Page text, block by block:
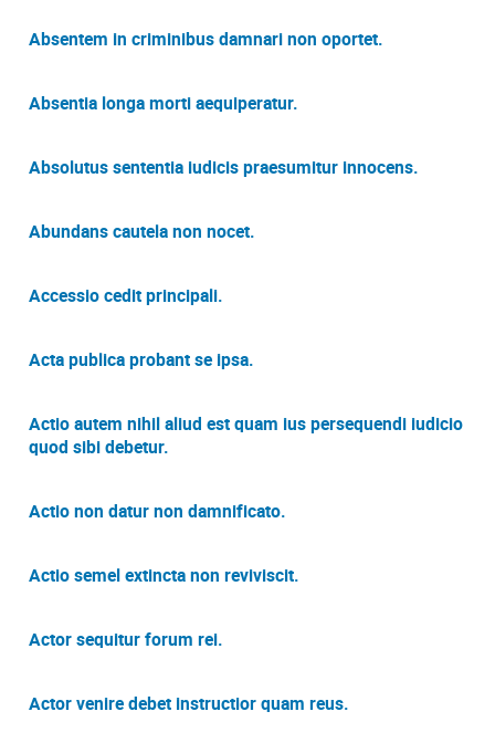
Absentem in criminibus damnari non oportet.
Absentia longa morti aequiperatur.
Absolutus sententia iudicis praesumitur innocens.
Abundans cautela non nocet.
Accessio cedit principali.
Acta publica probant se ipsa.
Actio autem nihil aliud est quam ius persequendi iudicio
quod sibi debetur.
Actio non datur non damnificato.
Actio semel extincta non reviviscit.
Actor sequitur forum rei.
Actor venire debet instructior quam reus.